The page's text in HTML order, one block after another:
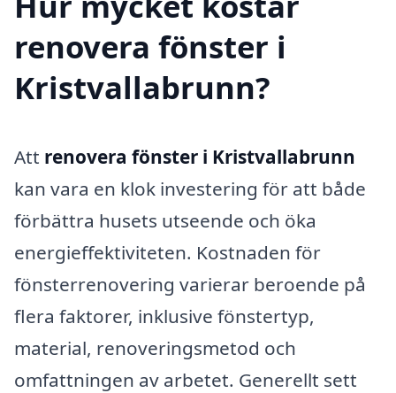
renovera fönster i
Kristvallabrunn?
Att renovera fönster i Kristvallabrunn
kan vara en klok investering för att både
förbättra husets utseende och öka
energieffektiviteten. Kostnaden för
fönsterrenovering varierar beroende på
flera faktorer, inklusive fönstertyp,
material, renoveringsmetod och
omfattningen av arbetet. Generellt sett